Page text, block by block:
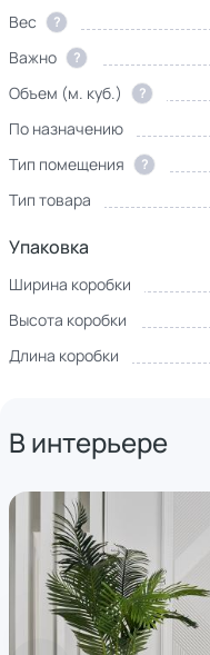
Вес ?
Важно
?
Объем (м. куб.) ?
По назначению
Тип помещения
?
Тип товара
Упаковка
Ширина коробки
Высота коробки
Длина коробки
В интерьере